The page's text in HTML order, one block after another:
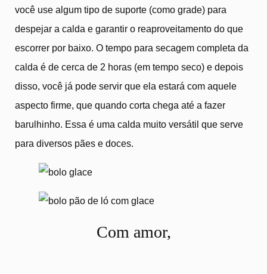
você use algum tipo de suporte (como grade) para
despejar a calda e garantir o reaproveitamento do que
escorrer por baixo. O tempo para secagem completa da
calda é de cerca de 2 horas (em tempo seco) e depois
disso, você já pode servir que ela estará com aquele
aspecto firme, que quando corta chega até a fazer
barulhinho. Essa é uma calda muito versátil que serve
para diversos pães e doces.
Com amor,